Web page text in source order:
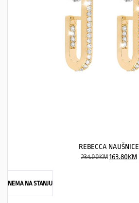
REBECCA NAUŠNICE
234.00KM 163.80KM
NEMA NA STANJU